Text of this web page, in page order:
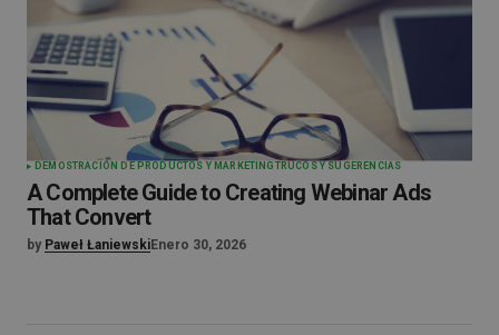
DEMOSTRACIÓN DE PRODUCTOS Y MARKETING TRUCOS Y SUGERENCIAS
A Complete Guide to Creating Webinar Ads
That Convert
by Paweł ŁaniewskiEnero 30, 2026